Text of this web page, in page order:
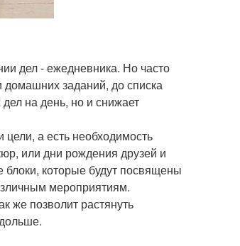
дел - ежедневника. Но часто
домашних заданий, до списка
на день, но и снижает
цели, а есть необходимость
или дни рождения друзей и
блоки, которые будут посвящены
мероприятиям.
же позволит растянуть